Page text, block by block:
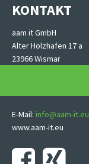
KONTAKT
aam it GmbH
Alter Holzhafen 17 a
23966 Wismar
E-Mail: info@aam-it.eu
www.aam-it.eu